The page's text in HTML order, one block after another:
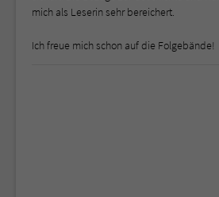
mich als Leserin sehr bereichert.
Ich freue mich schon auf die Folgebände!